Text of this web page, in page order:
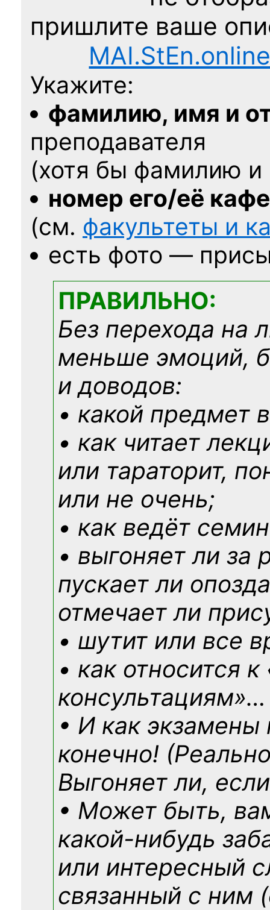
пришлите ваше
Укажите:
фамилию, имя и
преподавателя
(хотя бы фамилию
номер его/её
(см. факультеты и
есть фото —
ПРАВИЛЬНО:
Без перехода на
меньше эмоций,
и доводов:
• какой предмет
• как читает
или тараторит,
или не очень;
• как ведёт
• выгоняет ли за
пускает ли
отмечает ли
• шутит или все
• как относится
консультациям»…
• И как экзамены
конечно!
Выгоняет ли,
• Может быть,
какой-нибудь
или интересный
связанный с ним